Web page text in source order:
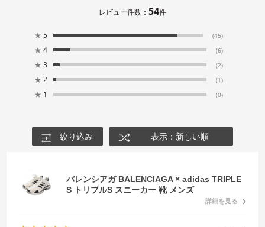
レビュー件数： 54件
★ 5 (45)
★ 4 (6)
★ 3 (2)
★ 2 (1)
★ 1 (0)
絞り込み 表示：新しい順
バレンシアガ BALENCIAGA × adidas TRIPLE
S トリプルS スニーカー 靴 メンズ
詳細を見る